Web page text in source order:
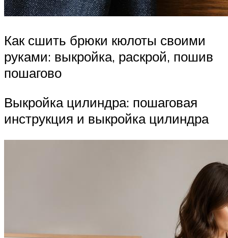
Как сшить брюки кюлоты своими
руками: выкройка, раскрой, пошив
пошагово
Выкройка цилиндра: пошаговая
инструкция и выкройка цилиндра